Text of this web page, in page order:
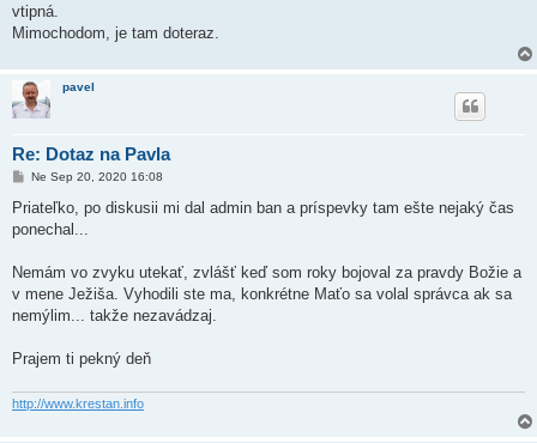
vtipná.
Mimochodom, je tam doteraz.
pavel
Re: Dotaz na Pavla
P
í
p
o
k
Ne Sep 20, 2020 16:08
Priateľko, po diskusii mi dal admin ban a príspevky tam ešte nejaký čas
ponechal...
Nemám vo zvyku utekať, zvlášť keď som roky bojoval za pravdy Božie a
v mene Ježiša. Vyhodili ste ma, konkrétne Maťo sa volal správca ak sa
nemýlim... takže nezavádzaj.
Prajem ti pekný deň
http://www.krestan.info